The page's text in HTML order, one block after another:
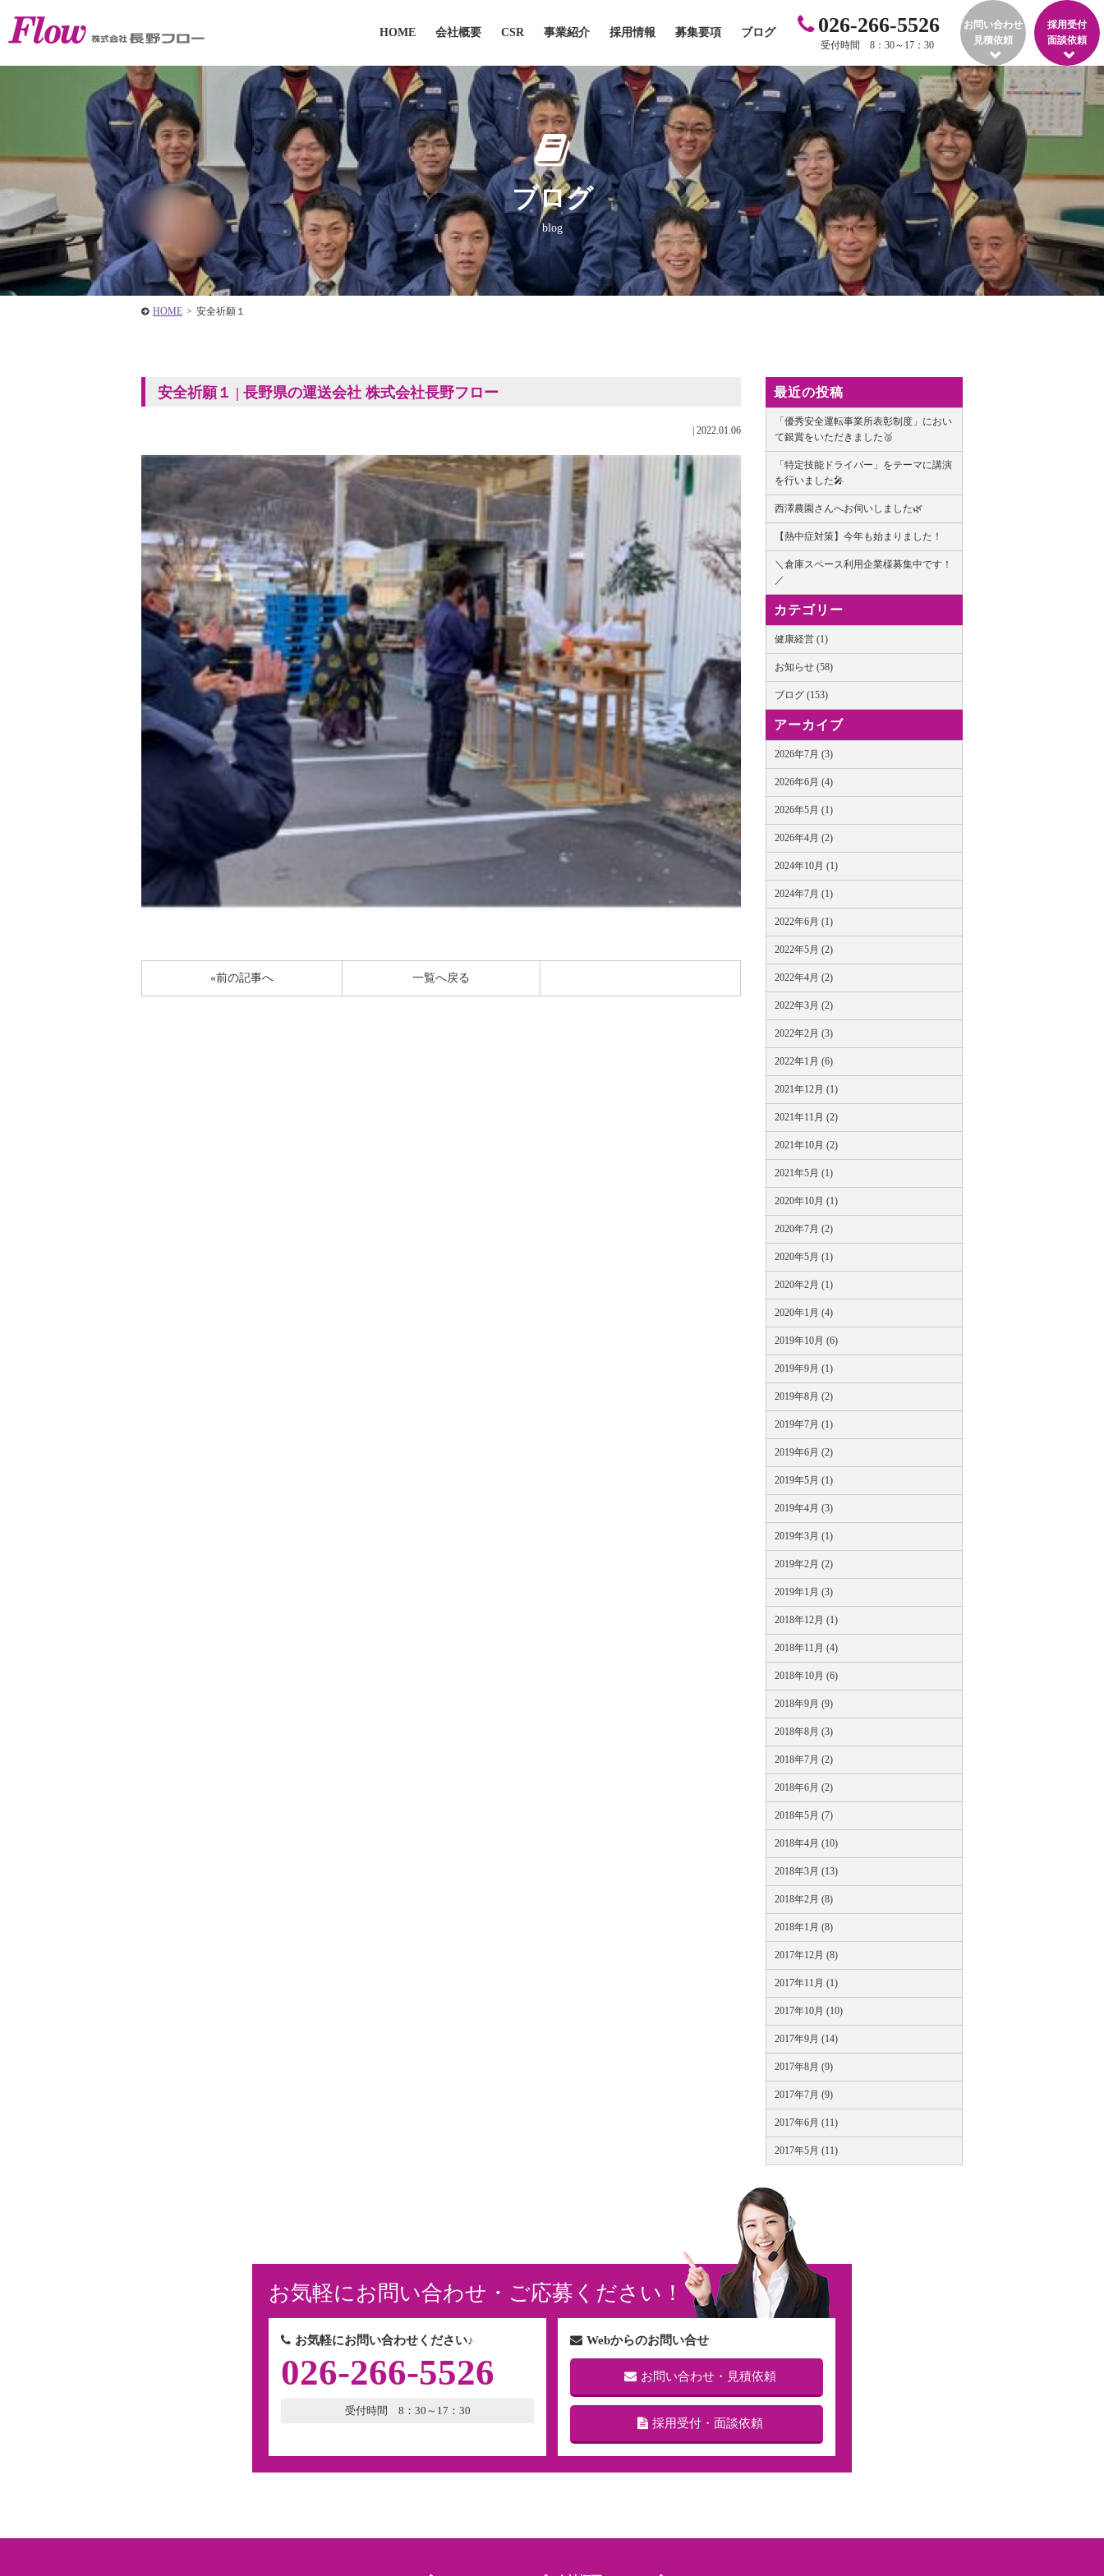
HOME 会社概要 CSR 事業紹介 採用情報 募集要項 ブログ 026-266-5526
受付時間 8：30～17：30
お問い合わせ
見積依頼
採用受付
面談依頼
ブログ
blog
HOME > 安全祈願１
安全祈願１ | 長野県の運送会社 株式会社長野フロー
2022.01.06
«前の記事へ 一覧へ戻る
最近の投稿
「優秀安全運転事業所表彰制度」におい
て銀賞をいただきました🥈
「特定技能ドライバー」をテーマに講演
を行いました🎤
西澤農園さんへお伺いしました🌿
【熱中症対策】今年も始まりました！
＼倉庫スペース利用企業様募集中です！
／
カテゴリー
健康経営 (1)
お知らせ (58)
ブログ (153)
アーカイブ
2026年7月 (3)
2026年6月 (4)
2026年5月 (1)
2026年4月 (2)
2024年10月 (1)
2024年7月 (1)
2022年6月 (1)
2022年5月 (2)
2022年4月 (2)
2022年3月 (2)
2022年2月 (3)
2022年1月 (6)
2021年12月 (1)
2021年11月 (2)
2021年10月 (2)
2021年5月 (1)
2020年10月 (1)
2020年7月 (2)
2020年5月 (1)
2020年2月 (1)
2020年1月 (4)
2019年10月 (6)
2019年9月 (1)
2019年8月 (2)
2019年7月 (1)
2019年6月 (2)
2019年5月 (1)
2019年4月 (3)
2019年3月 (1)
2019年2月 (2)
2019年1月 (3)
2018年12月 (1)
2018年11月 (4)
2018年10月 (6)
2018年9月 (9)
2018年8月 (3)
2018年7月 (2)
2018年6月 (2)
2018年5月 (7)
2018年4月 (10)
2018年3月 (13)
2018年2月 (8)
2018年1月 (8)
2017年12月 (8)
2017年11月 (1)
2017年10月 (10)
2017年9月 (14)
2017年8月 (9)
2017年7月 (9)
2017年6月 (11)
2017年5月 (11)
お気軽にお問い合わせ・ご応募ください！
お気軽にお問い合わせください♪
026-266-5526
受付時間 8：30～17：30
Webからのお問い合せ
お問い合わせ・見積依頼
採用受付・面談依頼